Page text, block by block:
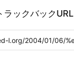
ラックバックURL